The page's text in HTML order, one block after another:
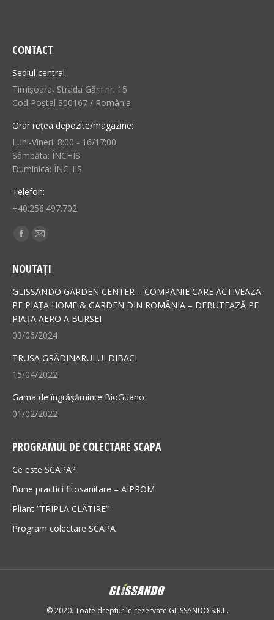
CONTACT
Sediul central
Timișoara, Strada Gării nr. 15
Cod Poștal 300167 / România
Orar rețea depozite/magazine:
Luni-Vineri: 8:00 - 16/17:00
Sâmbăta: ÎNCHIS
Duminica: ÎNCHIS
Telefon:
+40.256.497.702
Find us on:
Facebook
opens
in
new
window
Mail
opens
in
new
window
NOUTAȚI
GLISSANDO GARDEN CENTER – COMPANIE CARE ACTIVEAZĂ
PE PIAȚA HOME & GARDEN DIN ROMÂNIA – DEBUTEAZĂ PE
PIAȚA AERO A BURSEI
03/06/2024
TRUSA GRĂDINARULUI DIBACI
15/04/2022
Gama de îngrășăminte BioGuano
01/02/2022
PROGRAMUL DE COLECTARE SCAPA
Ce este SCAPA?
Bune practici fitosanitare – AIPROM
Pliant ”TRIPLA CLĂTIRE”
Program colectare SCAPA
© 2020. Toate drepturile rezervate GLISSANDO S.R.L.